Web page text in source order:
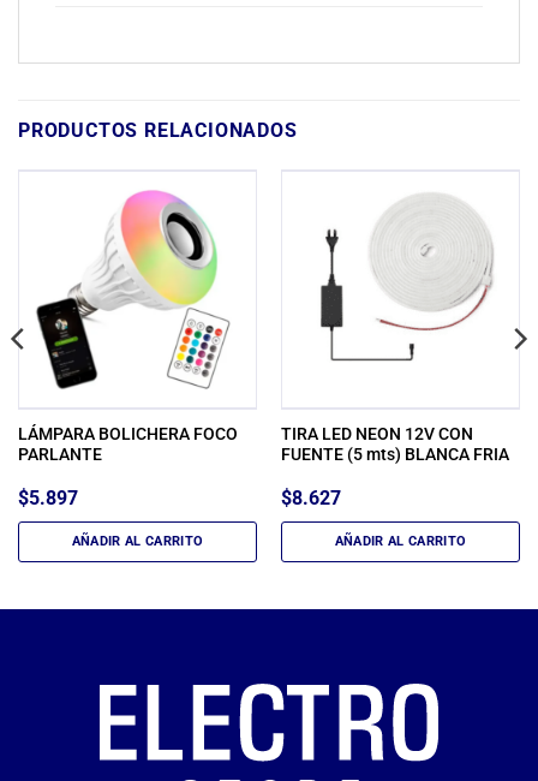
PRODUCTOS RELACIONADOS
LÁMPARA BOLICHERA FOCO
PARLANTE
$5.897
AÑADIR AL CARRITO
TIRA LED NEON 12V CON
FUENTE (5 mts) BLANCA FRIA
$8.627
AÑADIR AL CARRITO